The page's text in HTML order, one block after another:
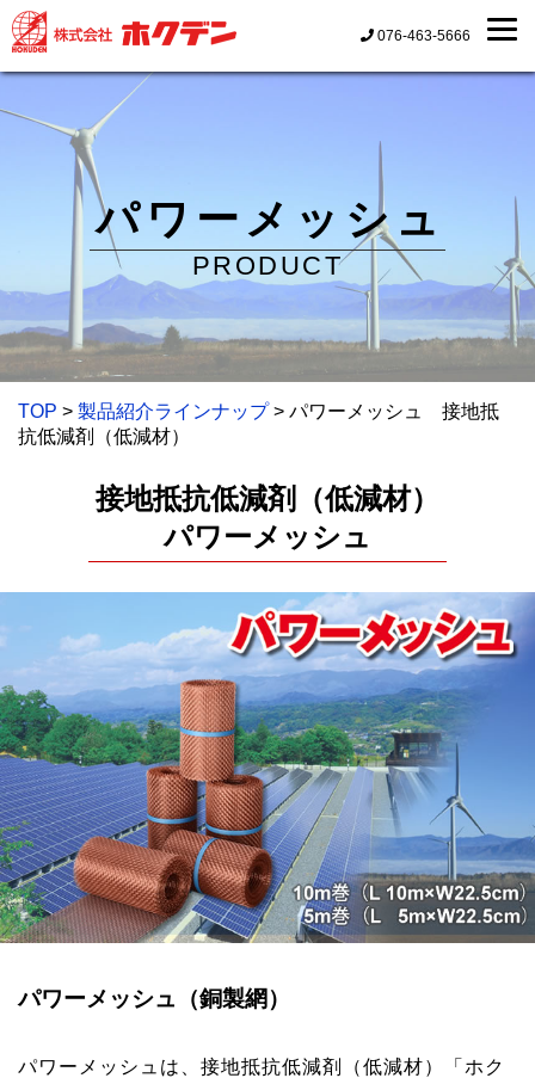
076-463-5666
パワーメッシュ
PRODUCT
TOP > 製品紹介ラインナップ> パワーメッシュ 接地抵
抗低減剤（低減材）
接地抵抗低減剤（低減材）
パワーメッシュ
パワーメッシュ（銅製網）
パワーメッシュは、接地抵抗低減剤（低減材）「ホク